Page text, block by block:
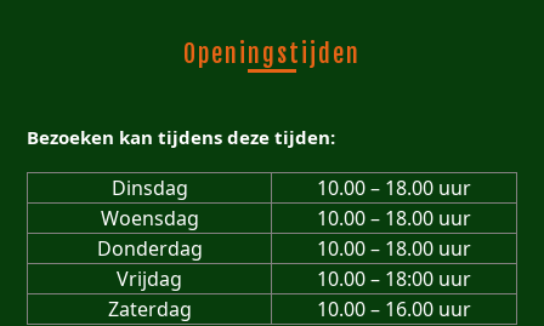
Openingstijden
Bezoeken kan tijdens deze tijden:
Dinsdag
10.00 – 18.00 uur
Woensdag
10.00 – 18.00 uur
Donderdag
10.00 – 18.00 uur
Vrijdag
10.00 – 18:00 uur
Zaterdag
10.00 – 16.00 uur